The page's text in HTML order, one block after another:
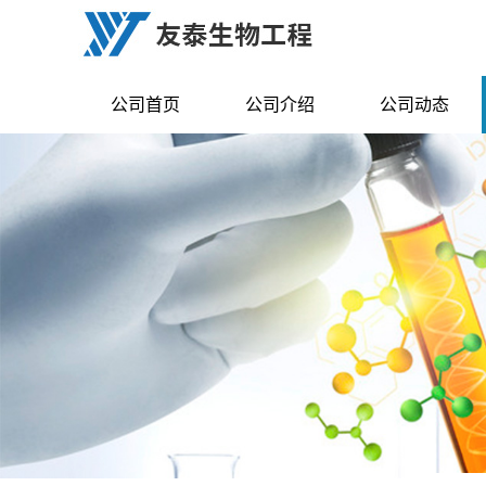
公司首页 公司介绍 公司动态